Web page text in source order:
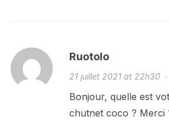
Ruotolo
21 juillet 2021 at 22h30·
Bonjour, quelle est
chutnet coco ? Merci